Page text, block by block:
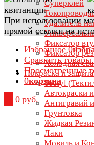
Суперклей
Удалитель
Фиксатор
Фиксатор
Холодная
Покраска и
Tectyl
Автокраски
Антигравий
Грунтовка
Жидкая
Лаки
При использовании
прямой ссылки на
Избранное 0
Сравнить товары
Просмотренные
0корзина
0 руб.